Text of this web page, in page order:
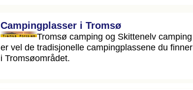
Campingplasser i Tromsø
Tromsø camping og Skittenelv camping
er vel de tradisjonelle campingplassene du finner
i Tromsøområdet.